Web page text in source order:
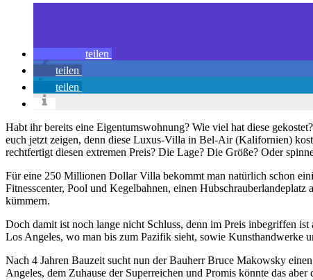
teilen
teilen
teilen
Habt ihr bereits eine Eigentumswohnung? Wie viel hat diese
euch jetzt zeigen, denn diese Luxus-Villa in Bel-Air (Kalifornien)
rechtfertigt diesen extremen Preis? Die Lage? Die Größe? Oder
Für eine 250 Millionen Dollar Villa bekommt man natürlich schon
Fitnesscenter, Pool und Kegelbahnen, einen
kümmern.
Doch damit ist noch lange nicht Schluss, denn im Preis inbegriffen
Los Angeles, wo man bis zum Pazifik sieht, sowie Kunsthandwerke
Nach 4 Jahren Bauzeit sucht nun der Bauherr Bruce Makowsky
Angeles, dem Zuhause der Superreichen und Promis könnte das